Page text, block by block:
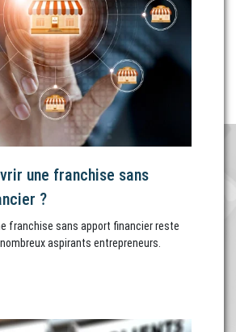
une franchise sans
?
franchise sans apport financier reste
aspirants entrepreneurs.